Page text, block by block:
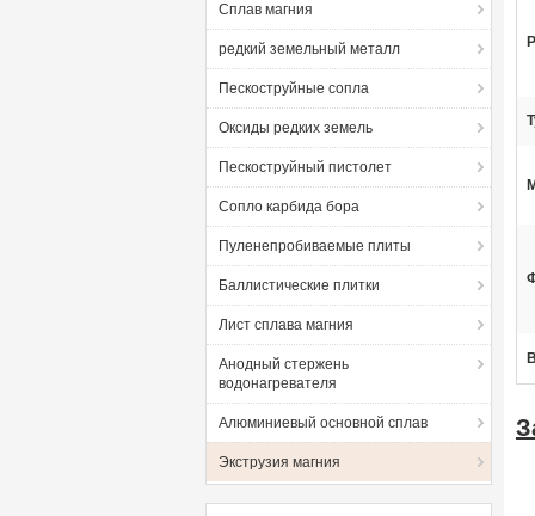
Сплав магния
редкий земельный металл
Пескоструйные сопла
Оксиды редких земель
Пескоструйный пистолет
Сопло карбида бора
Пуленепробиваемые плиты
Баллистические плитки
Лист сплава магния
Анодный стержень
водонагревателя
Алюминиевый основной сплав
Экструзия магния